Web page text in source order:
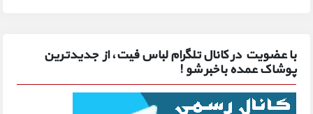
با عضویت در کانال تلگرام لباس فیت، از جدیدترین
پوشاک عمده باخبر شو !